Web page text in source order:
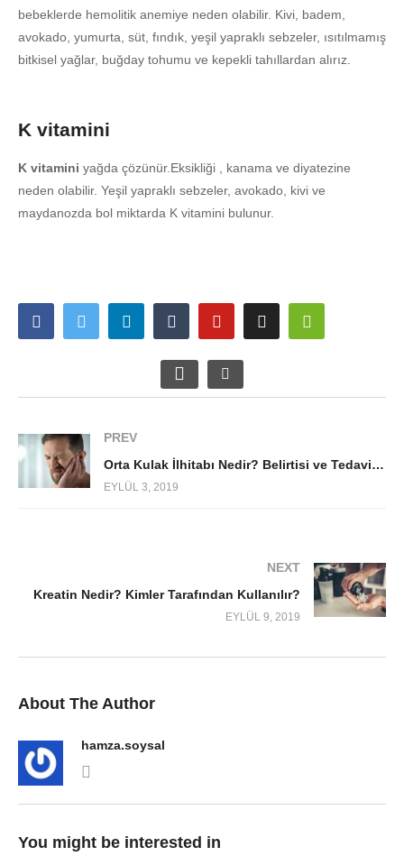
bebeklerde hemolitik anemiye neden olabilir. Kivi, badem,
avokado, yumurta, süt, fındık, yeşil yapraklı sebzeler, ısıtılmamış
bitkisel yağlar, buğday tohumu ve kepekli tahıllardan alırız.
K vitamini
K vitamini yağda çözünür.Eksikliği , kanama ve diyatezine
neden olabilir. Yeşil yapraklı sebzeler, avokado, kivi ve
maydanozda bol miktarda K vitamini bulunur.
PREV
Orta Kulak İlhitabı Nedir? Belirtisi ve Tedavisi Nelerdir?
EYLÜL 3, 2019
NEXT
Kreatin Nedir? Kimler Tarafından Kullanılır?
EYLÜL 9, 2019
About The Author
hamza.soysal
You might be interested in